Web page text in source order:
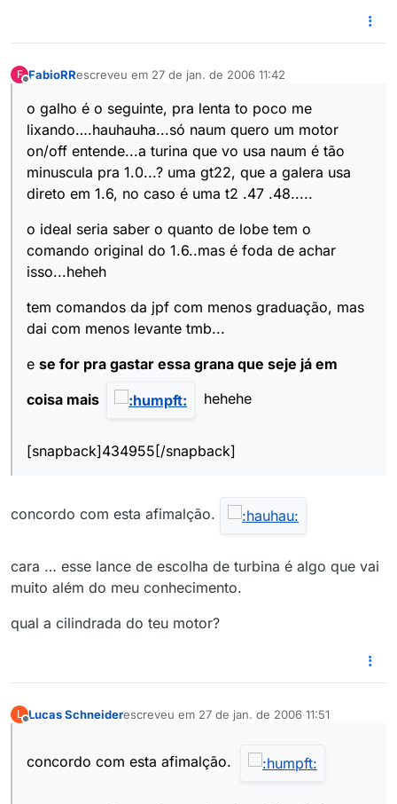
F FabioRRescreveu em 27 de jan. de 2006 11:42
última edição por
o galho é o seguinte, pra lenta to poco me
lixando….hauhauha...só naum quero um motor
on/off entende...a turina que vo usa naum é tão
minuscula pra 1.0...? uma gt22, que a galera usa
direto em 1.6, no caso é uma t2 .47 .48.....
o ideal seria saber o quanto de lobe tem o
comando original do 1.6..mas é foda de achar
isso...heheh
tem comandos da jpf com menos graduação, mas
dai com menos levante tmb...
e se for pra gastar essa grana que seje já em
coisa mais
hehehe
[snapback]434955[/snapback]
concordo com esta afimalção.
cara … esse lance de escolha de turbina é algo que vai
muito além do meu conhecimento.
qual a cilindrada do teu motor?
L Lucas Schneiderescreveu em 27 de jan. de 2006 11:51
última edição por
concordo com esta afimalção.